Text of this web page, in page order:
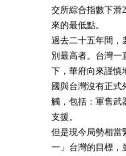
交所綜合指數下滑
來的最低點。
過去二十五年間，
別最高者。台灣一
下，華府向來謹慎
國與台灣沒有正
觸，包括：軍售武
支援。
但是現今局勢相當
一」台灣的目標，